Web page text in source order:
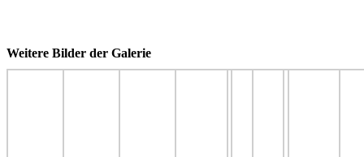
Weitere Bilder der Galerie